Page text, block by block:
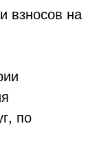
взносов на
по